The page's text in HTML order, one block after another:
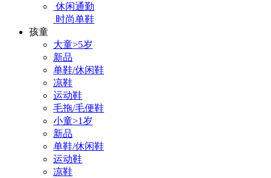
休闲通勤
时尚单鞋
孩童
大童>5岁
新品
单鞋/休闲鞋
凉鞋
运动鞋
毛拖/毛便鞋
小童>1岁
新品
单鞋/休闲鞋
运动鞋
凉鞋